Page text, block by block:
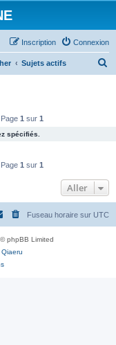
Connexion
Inscription
Sujets actifs
e
1 sur 1
spécifiés.
1 sur 1
Aller
Fuseau horaire sur UTC
phpBB Limited
Qiaeru